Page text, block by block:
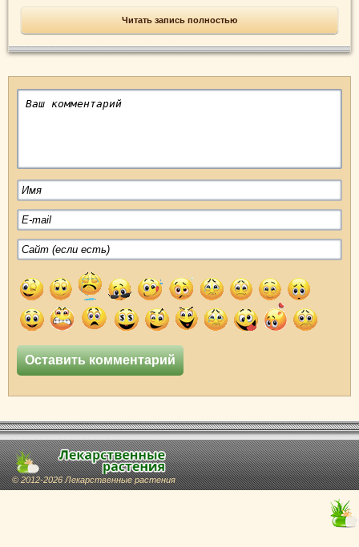
Читать запись полностью
© 2012-2026 Лекарственные растения